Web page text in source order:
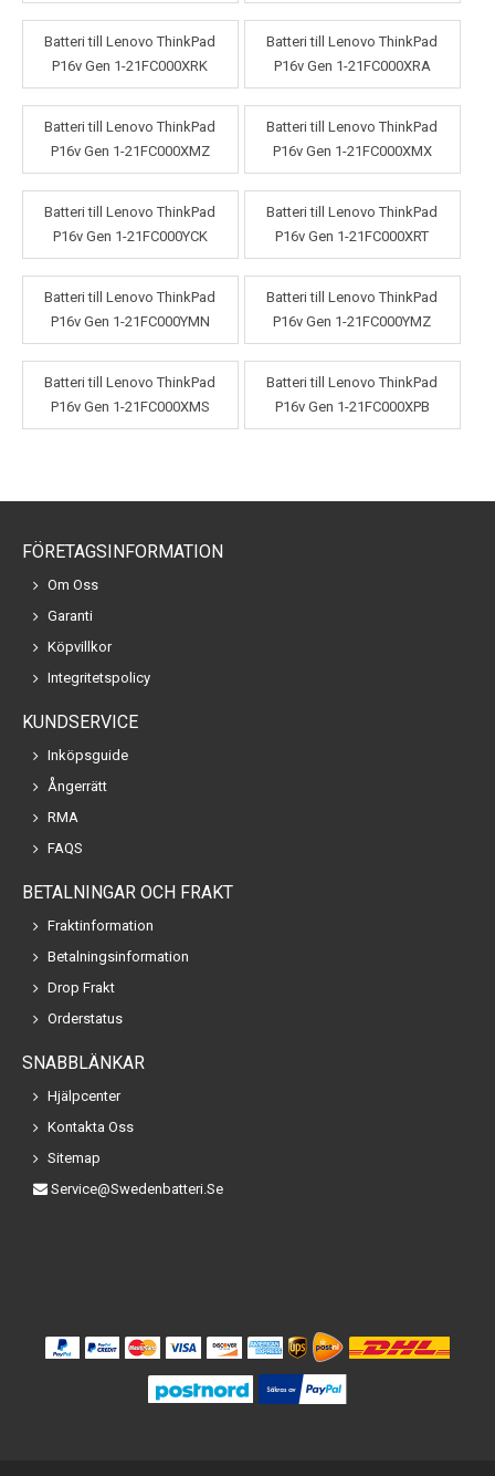
Batteri till Lenovo ThinkPad
P16v Gen 1-21FC000XRK
Batteri till Lenovo ThinkPad
P16v Gen 1-21FC000XRA
Batteri till Lenovo ThinkPad
P16v Gen 1-21FC000XMZ
Batteri till Lenovo ThinkPad
P16v Gen 1-21FC000XMX
Batteri till Lenovo ThinkPad
P16v Gen 1-21FC000YCK
Batteri till Lenovo ThinkPad
P16v Gen 1-21FC000XRT
Batteri till Lenovo ThinkPad
P16v Gen 1-21FC000YMN
Batteri till Lenovo ThinkPad
P16v Gen 1-21FC000YMZ
Batteri till Lenovo ThinkPad
P16v Gen 1-21FC000XMS
Batteri till Lenovo ThinkPad
P16v Gen 1-21FC000XPB
FÖRETAGSINFORMATION
Om Oss
Garanti
Köpvillkor
Integritetspolicy
KUNDSERVICE
Inköpsguide
Ångerrätt
RMA
FAQS
BETALNINGAR OCH FRAKT
Fraktinformation
Betalningsinformation
Drop Frakt
Orderstatus
SNABBLÄNKAR
Hjälpcenter
Kontakta Oss
Sitemap
Service@swedenbatteri.se